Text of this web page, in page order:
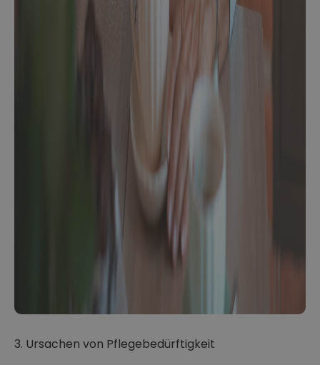
3. Ursachen von Pflegebedürftigkeit